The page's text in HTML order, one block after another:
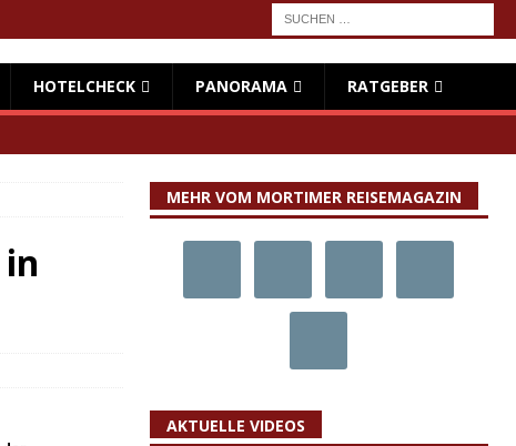
HOTELCHECK PANORAMA RATGEBER
MEHR VOM MORTIMER REISEMAGAZIN
AKTUELLE VIDEOS